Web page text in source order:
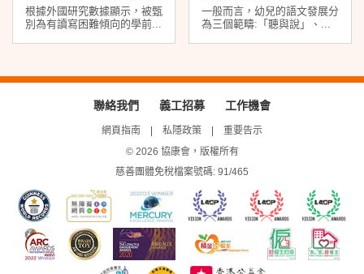
根據外國研究數據顯示，被甄
別為有讀寫困難傾向的學前...
一般而言，幼兒的語文發展分
為三個範疇:「聽與說」、...
聯絡我們 義工招募 工作機會
網頁指南 私隱政策
重要告示
© 2026 協康會，版權所有
慈善團體免稅檔案號碼: 91/465